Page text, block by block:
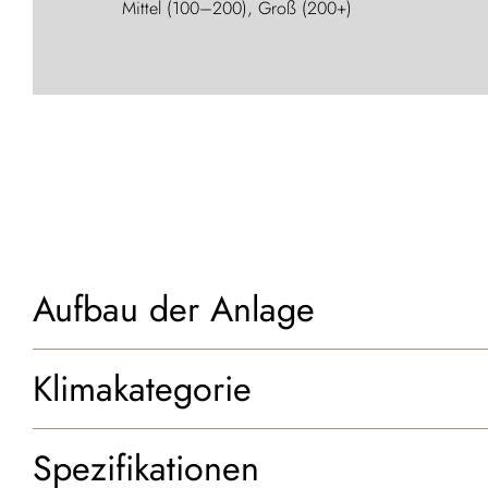
Mittel (100–200), Groß (200+)
Aufbau der Anlage
Klimakategorie
Spezifikationen